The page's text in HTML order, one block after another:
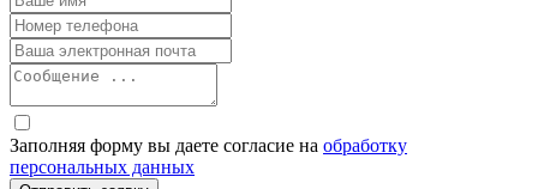
Заполняя форму вы даете согласие на обработку
персональных данных